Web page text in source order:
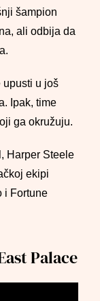
šampion
ali odbija da
upusti u još
Ipak, time
ga okružuju.
Harper Steele
ekipi
i Fortune
Palace